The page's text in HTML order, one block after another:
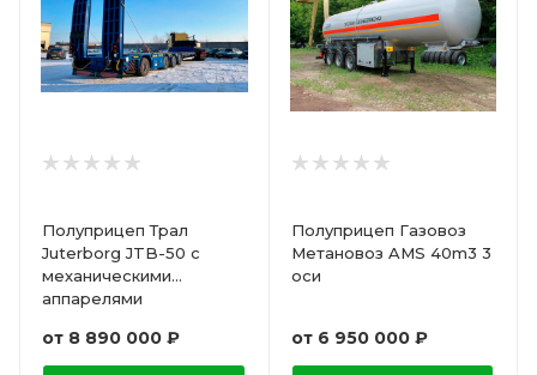
Полуприцеп Трал
Juterborg JTB-50 с
механическими
аппарелями
от 8 890 000 ₽
Полуприцеп Газовоз
Метановоз AMS 40m3 3
оси
от 6 950 000 ₽